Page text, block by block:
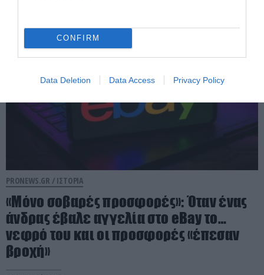
CONFIRM
Data Deletion Data Access Privacy Policy
PRONEWS.GR / ΙΣΤΟΡΙΑ
«Μόνο σοβαρές προσφορές»: Όταν ένας
άνδρας έβαλε αγγελία στο eBay το…
νεφρό του και οι προσφορές «έπεσαν
βροχή»